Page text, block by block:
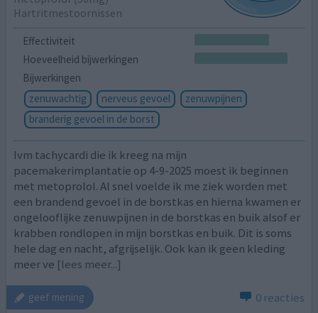
Hartritmestoornissen
Effectiviteit
Hoeveelheid bijwerkingen
Bijwerkingen
zenuwachtig
nerveus gevoel
zenuwpijnen
branderig gevoel in de borst
Ivm tachycardi die ik kreeg na mijn
pacemakerimplantatie op 4-9-2025 moest ik beginnen
met metoprolol. Al snel voelde ik me ziek worden met
een brandend gevoel in de borstkas en hierna kwamen er
ongelooflijke zenuwpijnen in de borstkas en buik alsof er
krabben rondlopen in mijn borstkas en buik. Dit is soms
hele dag en nacht, afgrijselijk. Ook kan ik geen kleding
meer ve [lees meer...]
geef mening 0 reacties